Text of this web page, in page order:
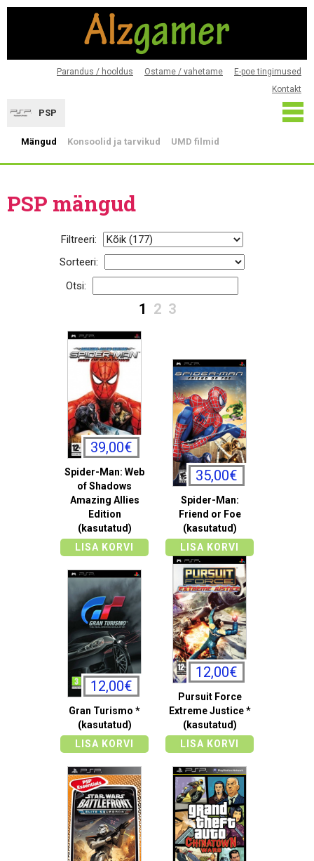
Parandus / hooldus Ostame / vahetame
E-poe tingimused
Kontakt
PSP
Mängud Konsoolid ja tarvikud UMD filmid
PSP mängud
Filtreeri:
Sorteeri:
Otsi:
1 2 3
39,00€
Spider-Man: Web
of Shadows
Amazing Allies
Edition
(kasutatud)
LISA KORVI
35,00€
Spider-Man:
Friend or Foe
(kasutatud)
LISA KORVI
12,00€
Gran Turismo *
(kasutatud)
LISA KORVI
12,00€
Pursuit Force
Extreme Justice *
(kasutatud)
LISA KORVI